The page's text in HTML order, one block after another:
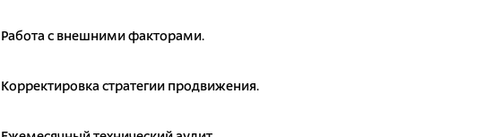
Работа с внешними факторами.
Корректировка стратегии продвижения.